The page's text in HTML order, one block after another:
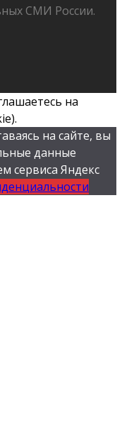
СМИ России.
на
на сайте, вы
данные
сервиса Яндекс